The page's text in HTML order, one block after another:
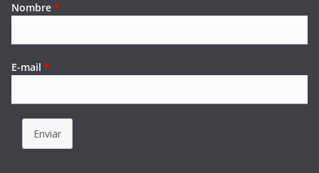
Nombre *
E-mail *
Enviar